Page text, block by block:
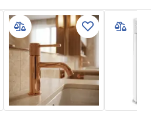
Geborsteld koper
Vast
Messing
180mm
100
PVD